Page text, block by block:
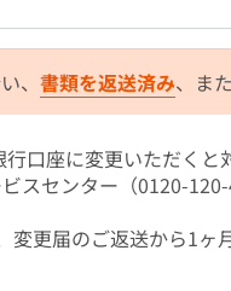
、 書類を返送済み、ま
口座に変更いただくと
スセンター（0120-
変更届のご返送から1ヶ